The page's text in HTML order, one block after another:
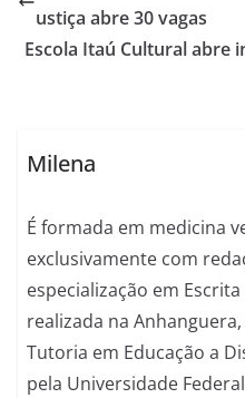
ustiça abre 30 vagas
Escola Itaú Cultural abre
Milena
É formada em medicina
exclusivamente com
especialização em
realizada na
Tutoria em Educação a
pela Universidade